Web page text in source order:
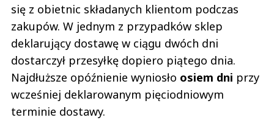
się z obietnic składanych klientom podczas
zakupów. W jednym z przypadków sklep
deklarujący dostawę w ciągu dwóch dni
dostarczył przesyłkę dopiero piątego dnia.
Najdłuższe opóźnienie wyniosło osiem dni przy
wcześniej deklarowanym pięciodniowym
terminie dostawy.